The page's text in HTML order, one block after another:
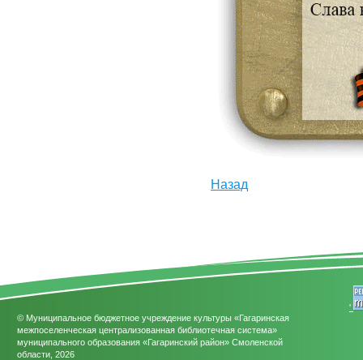
Назад
© Муниципальное бюджетное учреждение культуры «Гагаринская
межпоселенческая централизованная библиотечная система»
муниципального образования «Гагаринский район» Смоленской
области, 2026
'